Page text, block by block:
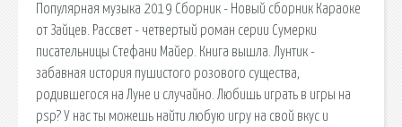
Популярная музыка 2019 Сборник - Новый сборник Караоке
от Зайцев. Рассвет - четвертый роман серии Сумерки
писательницы Стефани Майер. Книга вышла. Лунтик -
забавная история пушистого розового существа,
родившегося на Луне и случайно. Любишь играть в игры на
psp? У нас ты можешь найти любую игру на свой вкус и